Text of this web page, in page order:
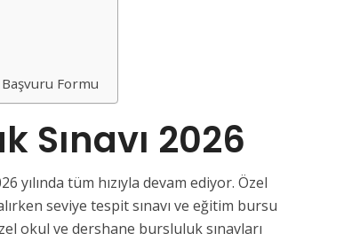
Formu
Sınavı 2026
yılında tüm hızıyla devam ediyor. Özel
seviye tespit sınavı ve eğitim bursu
okul ve dershane bursluluk sınavları